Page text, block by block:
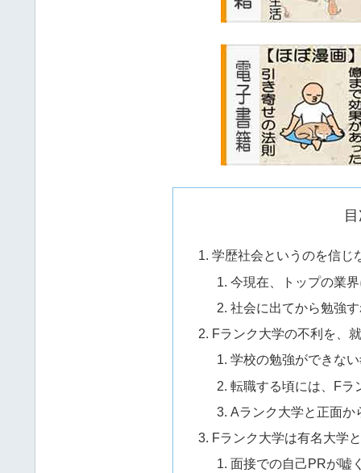
学歴社会というのを信じ
今現在、トップの業
社会に出てから勉強
Fランク大学の不利を、
学校の勉強ができな
転職する頃には、Fラ
Aランク大学と正面か
Fランク大学は有名大学
面接での自己PRが嘘